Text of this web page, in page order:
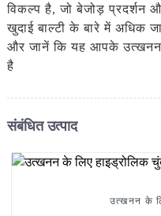
विकल्प है, जो बेजोड़ प्रदर्शन
खुदाई बाल्टी के बारे में अधिक
और जानें कि यह आपके उत्खनन
है
संबंधित उत्पाद
उत्खनन के